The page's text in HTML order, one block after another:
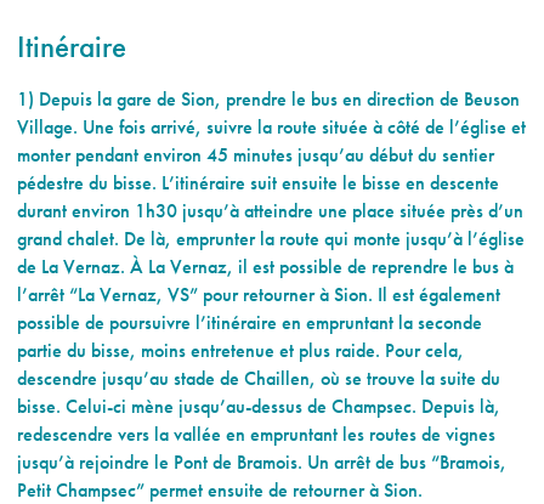
Itinéraire
1) Depuis la gare de Sion, prendre le bus en direction de Beuson
Village. Une fois arrivé, suivre la route située à côté de l’église et
monter pendant environ 45 minutes jusqu’au début du sentier
pédestre du bisse. L’itinéraire suit ensuite le bisse en descente
durant environ 1h30 jusqu’à atteindre une place située près d’un
grand chalet. De là, emprunter la route qui monte jusqu’à l’église
de La Vernaz. À La Vernaz, il est possible de reprendre le bus à
l’arrêt “La Vernaz, VS” pour retourner à Sion. Il est également
possible de poursuivre l’itinéraire en empruntant la seconde
partie du bisse, moins entretenue et plus raide. Pour cela,
descendre jusqu’au stade de Chaillen, où se trouve la suite du
bisse. Celui-ci mène jusqu’au-dessus de Champsec. Depuis là,
redescendre vers la vallée en empruntant les routes de vignes
jusqu’à rejoindre le Pont de Bramois. Un arrêt de bus “Bramois,
Petit Champsec” permet ensuite de retourner à Sion.